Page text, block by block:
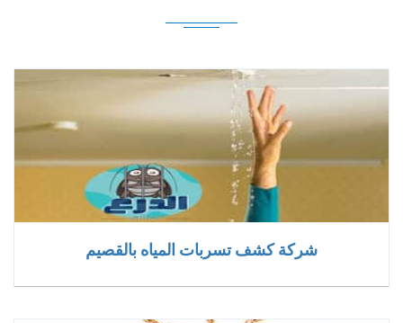
شركة كشف تسربات المياه بالقصيم